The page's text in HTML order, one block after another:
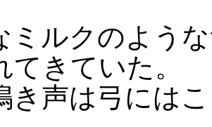
ルクのよう
てきていた。
声は弓には